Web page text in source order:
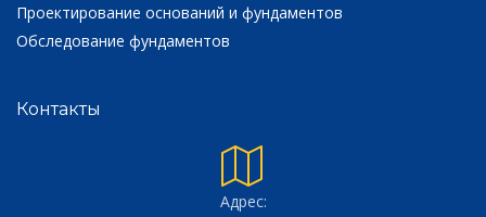
Проектирование оснований и фундаментов
Обследование фундаментов
Контакты
Адрес: